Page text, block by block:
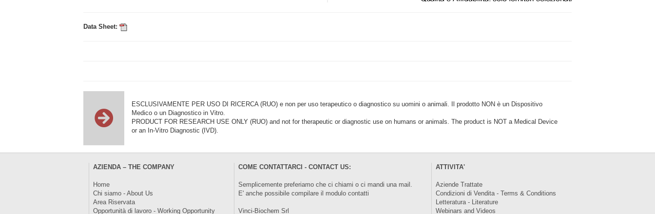
Data Sheet:
ESCLUSIVAMENTE PER USO DI RICERCA (RUO) e non per uso terapeutico o diagnostico su uomini o animali. Il prodotto NON è un Dispositivo
Medico o un Diagnostico in Vitro.
PRODUCT FOR RESEARCH USE ONLY (RUO) and not for therapeutic or diagnostic use on humans or animals. The product is NOT a Medical Device
or an In-Vitro Diagnostic (IVD).
AZIENDA – THE COMPANY
Home
Chi siamo - About Us
Area Riservata
Opportunità di lavoro - Working Opportunity
COME CONTATTARCI - CONTACT US:
Semplicemente preferiamo che ci chiami o ci mandi una mail.
E' anche possibile compilare il modulocontatti
Vinci-Biochem Srl
ATTIVITA'
Aziende Trattate
Condizioni di Vendita - Terms & Conditions
Letteratura - Literature
Webinars and Videos